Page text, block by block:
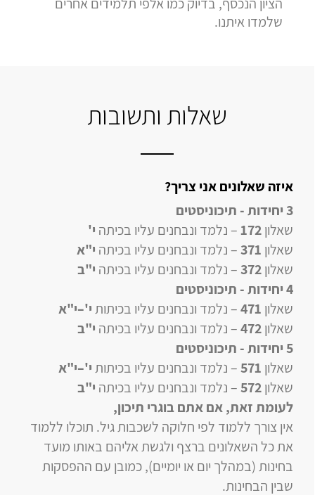
הציון הנכסף, בדיוק כמו אלפי תלמידים אחרים
שלמדו איתנו.
שאלות ותשובות
איזה שאלונים אני צריך?
3 יחידות - תיכוניסטים
שאלון172– נלמד ונבחנים עליו בכיתה י'
שאלון 371– נלמד ונבחנים עליו בכיתה י"א
שאלון372– נלמד ונבחנים עליו בכיתה י"ב
4 יחידות
- תיכוניסטים
שאלון 471
–נלמד ונבחנים עליו בכיתותי'–י"א
שאלון472
–נלמד ונבחנים עליו בכיתה י"ב
5 יחידות
- תיכוניסטים
שאלון 571
–נלמד ונבחנים עליו בכיתותי'–י"א
שאלון572
–נלמד ונבחנים עליו בכיתה י"ב
לעומת זאת, אם אתם בוגרי תיכון,
אין צורך ללמוד לפי חלוקה לשכבות גיל. תוכלו ללמוד
את כל השאלונים ברצף ולגשת אליהם באותו מועד
בחינות (במהלך יום או יומיים), כמובן עם ההפסקות
שבין הבחינות.